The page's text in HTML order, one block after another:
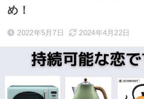
め！
2022年5月7日 2024年4月22日